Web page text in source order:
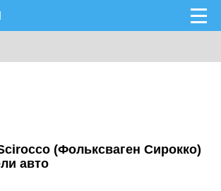
(Фольксваген Сирокко)
авто